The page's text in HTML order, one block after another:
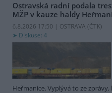
Ostravská radní podala
MŽP v kauze haldy
6.8.2026 17:50 | OSTRAVA (ČTK)
Diskuse: 4
Heřmanice. Vyplývá to ze